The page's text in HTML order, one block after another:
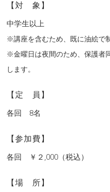
【対 象】
中学生以上
※講座を含むため、既に油絵で
※金曜日は夜間のため、保護者
します。
【定 員】
各回 8名
【参加費】
各回 ￥２,000（税込）
【場 所】